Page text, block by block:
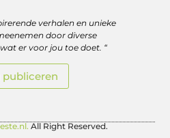
verhalen en unieke
door diverse
er voor jou toe doet. “
publiceren
All Right Reserved.